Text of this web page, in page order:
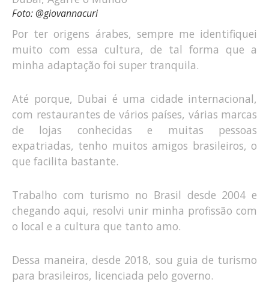
Foto: @giovannacuri
Por ter origens árabes, sempre me identifiquei
muito com essa cultura, de tal forma que a
minha adaptação foi super tranquila.
Até porque, Dubai é uma cidade internacional,
com restaurantes de vários países, várias marcas
de lojas conhecidas e muitas pessoas
expatriadas, tenho muitos amigos brasileiros, o
que facilita bastante.
Trabalho com turismo no Brasil desde 2004 e
chegando aqui, resolvi unir minha profissão com
o local e a cultura que tanto amo.
Dessa maneira, desde 2018, sou guia de turismo
para brasileiros, licenciada pelo governo.